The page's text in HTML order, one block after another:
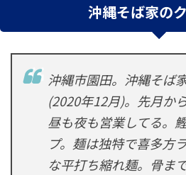
沖縄そば家の
沖縄市園田。沖縄そば
(2020年12月)。先月か
昼も夜も営業してる。
プ。麺は独特で喜多方
な平打ち縮れ麺。骨ま